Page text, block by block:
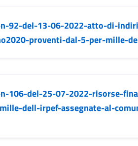
92-del-13-06-2022-atto-di-
proventi-dal-5-per-mille-
106-del-25-07-2022-risorse-
dell-irpef-assegnate-al-